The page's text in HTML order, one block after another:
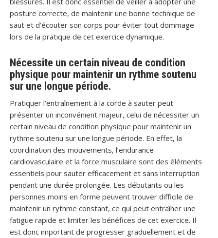
posture correcte, de maintenir une bonne technique de
saut et d’écouter son corps pour éviter tout dommage
lors de la pratique de cet exercice dynamique.
Nécessite un certain niveau de condition
physique pour maintenir un rythme soutenu
sur une longue période.
Pratiquer l’entraînement à la corde à sauter peut
présenter un inconvénient majeur, celui de nécessiter un
certain niveau de condition physique pour maintenir un
rythme soutenu sur une longue période. En effet, la
coordination des mouvements, l’endurance
cardiovasculaire et la force musculaire sont des éléments
essentiels pour sauter efficacement et sans interruption
pendant une durée prolongée. Les débutants ou les
personnes moins en forme peuvent trouver difficile de
maintenir un rythme constant, ce qui peut entraîner une
fatigue rapide et limiter les bénéfices de cet exercice. Il
est donc important de progresser graduellement et de